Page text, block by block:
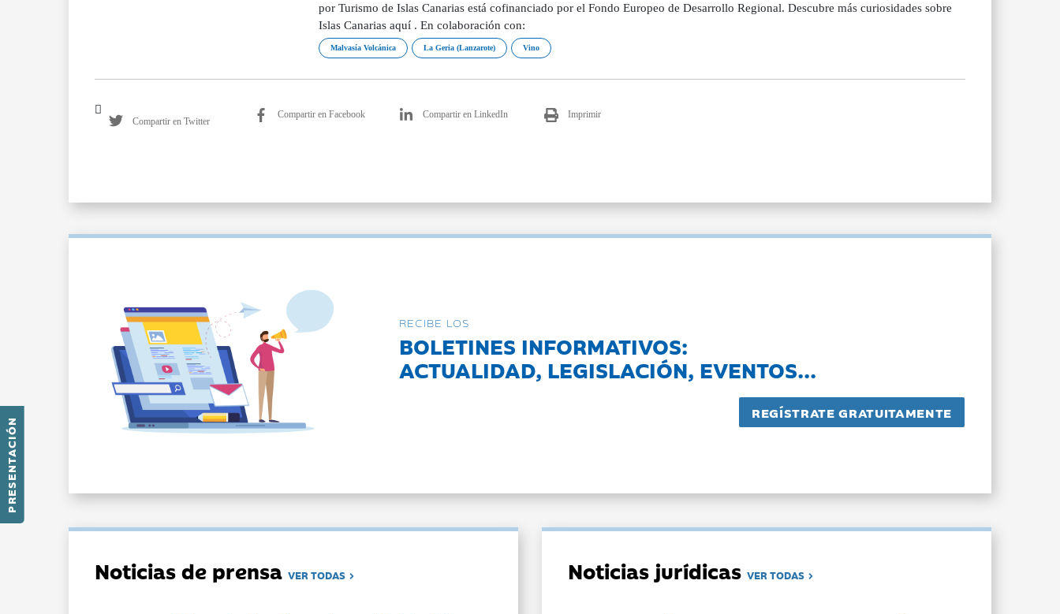
PRESENTACIÓN
por Turismo de Islas Canarias está cofinanciado por el Fondo Europeo de Desarrollo Regional. Descubre más curiosidades sobre
Islas Canarias aquí . En colaboración con:
Malvasía Volcánica La Geria (Lanzarote) Vino
Compartir en Twitter
Compartir en Facebook Compartir en LinkedIn Imprimir
RECIBE LOS
BOLETINES INFORMATIVOS:
ACTUALIDAD, LEGISLACIÓN, EVENTOS...
Noticias de prensaVER TODAS Noticias jurídicasVER TODAS